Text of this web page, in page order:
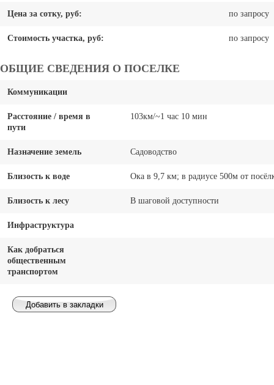
Цена за сотку, руб: по запросу
Стоимость участка, руб: по запросу
ОБЩИЕ СВЕДЕНИЯ О ПОСЕЛКЕ
Коммуникации
Расстояние / время в
пути
103км/~1 час 10 мин
Назначение земель Садоводство
Близость к воде Ока в 9,7 км; в радиусе 500м от
Близость к лесу В шаговой доступности
Инфраструктура
Как добраться
общественным
транспортом